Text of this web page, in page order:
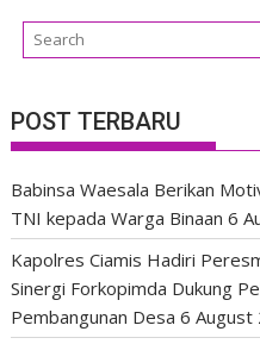
POST TERBARU
Babinsa Waesala Berikan
TNI kepada Warga Binaan 6
Kapolres Ciamis Hadiri
Sinergi Forkopimda Dukung
Pembangunan Desa 6 August